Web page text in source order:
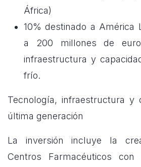
África)
10% destinado a América
a 200 millones de
infraestructura y
frío.
Tecnología, infraestructura y
última generación
La inversión incluye la
Centros Farmacéuticos con